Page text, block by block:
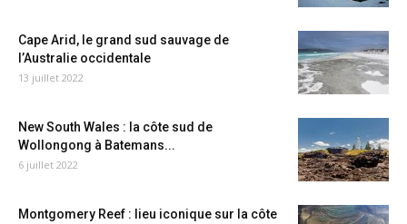
Cape Arid, le grand sud sauvage de
l’Australie occidentale
13 juillet 2022
New South Wales : la côte sud de
Wollongong à Batemans...
6 juillet 2022
Montgomery Reef : lieu iconique sur la côte